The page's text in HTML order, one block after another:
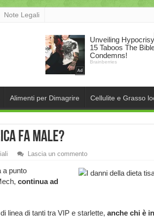
Note Legali
Alimenti per Dimagrire Cellulite e Grasso
fa male?
Lascia un commento
a punto
continua ad
linea di tanti tra VIP e starlette, anche chi è